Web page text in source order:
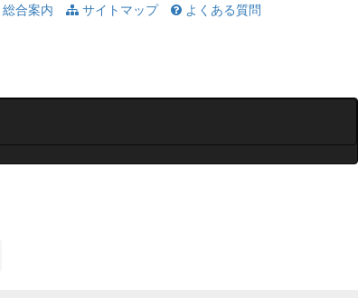
総合案内 サイトマップ よくある質問